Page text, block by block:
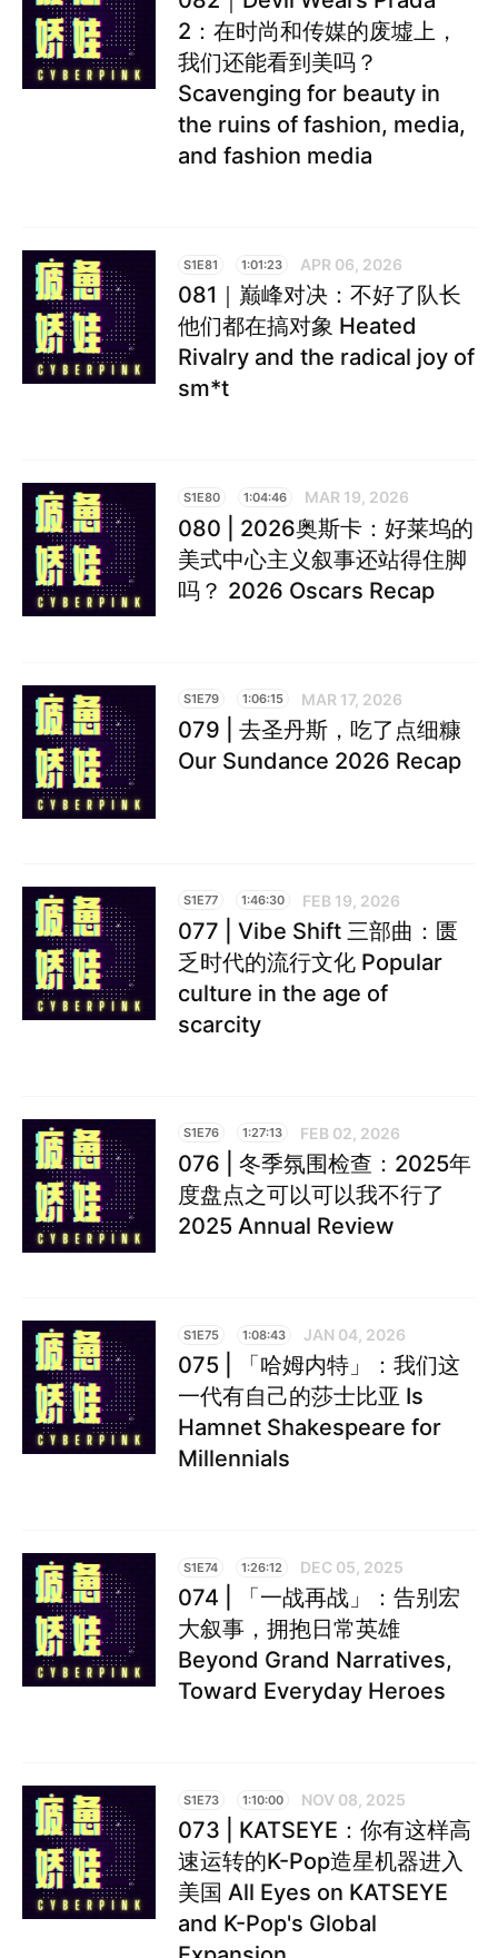
2：在时尚和传媒的废墟上，
我们还能看到美吗？
Scavenging for beauty in
the ruins of fashion, media,
and fashion media
S1E81 1:01:23 APR 06, 2026
081｜巅峰对决：不好了队长
他们都在搞对象 Heated
Rivalry and the radical joy of
sm*t
S1E80 1:04:46 MAR 19, 2026
080 | 2026奥斯卡：好莱坞的
美式中心主义叙事还站得住脚
吗？ 2026 Oscars Recap
S1E79 1:06:15 MAR 17, 2026
079 | 去圣丹斯，吃了点细糠
Our Sundance 2026 Recap
S1E77 1:46:30 FEB 19, 2026
077 | Vibe Shift 三部曲：匮
乏时代的流行文化 Popular
culture in the age of
scarcity
S1E76 1:27:13 FEB 02, 2026
076 | 冬季氛围检查：2025年
度盘点之可以可以我不行了
2025 Annual Review
S1E75 1:08:43 JAN 04, 2026
075 | 「哈姆内特」：我们这
一代有自己的莎士比亚 Is
Hamnet Shakespeare for
Millennials
S1E74 1:26:12 DEC 05, 2025
074 | 「一战再战」：告别宏
大叙事，拥抱日常英雄
Beyond Grand Narratives,
Toward Everyday Heroes
S1E73 1:10:00 NOV 08, 2025
073 | KATSEYE：你有这样高
速运转的K-Pop造星机器进入
美国 All Eyes on KATSEYE
and K-Pop's Global